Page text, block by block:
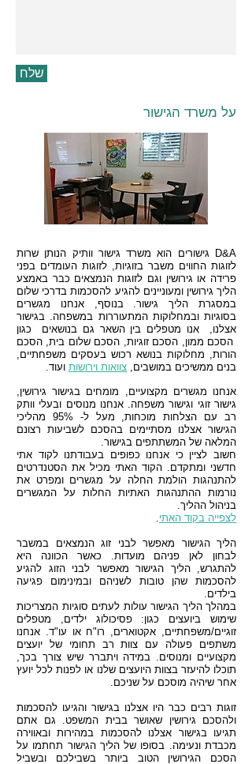
שלח
על משרד הגישור
D&A גישורים הוא משרד גישור וותיק הנותן שרות
לזוגות החווים משבר בזוגיות, לזוגות העומדים בפני
פרידה או גירושין וגם לזוגות הנמצאים כבר באמצע
הליך גירושין ומעוניינים להגיע להסכמות בדרכי שלום
במסגרת הליך גישור.בנוסף, אנחנו מגשרים
בסוגיות ובמחלוקות המתעוררות במשפחה. בגישור
אצלנו, אנו מטפלים בין השאר גם בנושאים כגון
הסכם ממון, הסכם זוגיות, הסכם שלום בית, הסכם
הורות, מחלוקות בנושא רכוש בעסקים משפחתיים,
בנים ממשיכים במושבים, צוואות וירושות ועוד.
אנחנו מגשרים מקצועיים, מומחים בגישור גירושין,
גישור זוגי וגישור משפחה. אנחנו מנוסים ובעלי וותק
רב עם הצלחות מוכחות, מעל ל- 95% מהליכי
הגישור אצלנו מסתיימים בהסכם לשביעות רצונם
המלאה של המשתתפים בגישור.
חשוב לציין כי אנחנו כפופים בעבודתנו לקוד אתי
חדשני ומתקדם. הקוד האתי מכיל את הסטנדרטים
להתנהגות הולמת החלה על מגשרים ומפרט את
נורמות ההתנהגות האתיות החלות על המגשרים
בניהול ההליך.
לצפייה בקוד האתי.
הליך הגישור מאפשר לבני זוג הנמצאים במשבר
לבחון לאן פניהם מועדות. כאשר הכוונה היא
להתגרש, הליך הגישור מאפשר לבני הזוג להגיע
להסכמות שהן טובות לשניהם ובמינימום פגיעה
בילדים.
במהלך הליך הגישור עולות לעתים סוגיות המצריכות
שימוש ביועצים כגון: פסיכולוג ילדים, מטפלים
זוגיים/משפחתיים, אקטוארים, רו"ח או עו"ד. אנחנו
משתפים פעולה עם צוות רב תחומי של יועצים
מקצועיים ומנוסים. במידה ויתברר שיש צורך בכך,
תוכלו להיעזר בצוות היועצים שלנו או לפנות לכל יועץ
אחר שיהיה מוסכם על שניכם.
זוגות רבים כבר היו אצלנו בגישור והגיעו להסכמות
ולהסכם גירושין שאושר בבית המשפט. גם אתם
תגיעו בגישור אצלנו להסכמות במהירות ובאווירה
מכבדת ונעימה. בסופו של הליך הגישור תחתמו על
הסכם הגירושין הטוב ביותר בשבילכם ובשביל